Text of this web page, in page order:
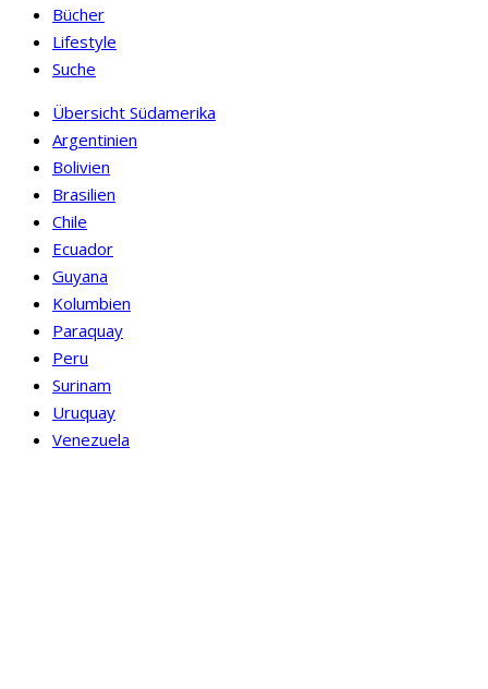
Bücher
Lifestyle
Suche
Übersicht Südamerika
Argentinien
Bolivien
Brasilien
Chile
Ecuador
Guyana
Kolumbien
Paraquay
Peru
Surinam
Uruquay
Venezuela